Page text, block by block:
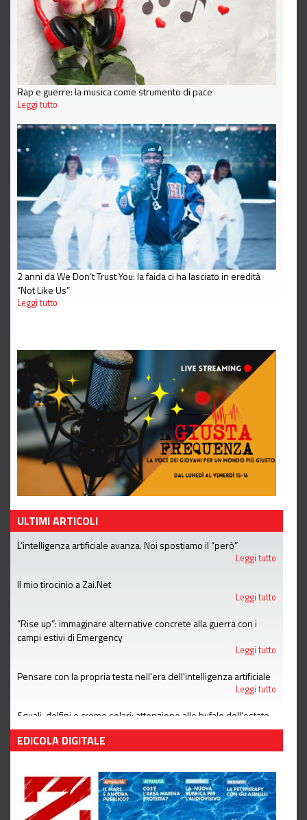
Rap e guerre: la musica come strumento di pace
Leggi tutto
2 anni da We Don’t Trust You: la faida ci ha lasciato in eredità
“Not Like Us”
Leggi tutto
ULTIMI ARTICOLI
L’intelligenza artificiale avanza. Noi spostiamo il “però”
Leggi tutto
Il mio tirocinio a Zai.Net
Leggi tutto
“Rise up”: immaginare alternative concrete alla guerra con i
campi estivi di Emergency
Leggi tutto
Pensare con la propria testa nell'era dell'intelligenza artificiale
Leggi tutto
Squali, delfini e creme solari: attenzione alle bufale dell'estate
Leggi tutto
EDICOLA DIGITALE